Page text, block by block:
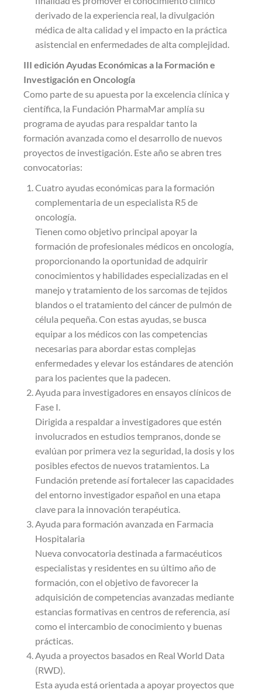
derivado de la experiencia real, la divulgación
médica de alta calidad y el impacto en la práctica
asistencial en enfermedades de alta complejidad.
III edición Ayudas Económicas a la Formación e
Investigación en Oncología
Como parte de su apuesta por la excelencia clínica y
científica, la Fundación PharmaMar amplía su
programa de ayudas para respaldar tanto la
formación avanzada como el desarrollo de nuevos
proyectos de investigación. Este año se abren tres
convocatorias:
Cuatro ayudas económicas para la formación
complementaria de un especialista R5 de
oncología.
Tienen como objetivo principal apoyar la
formación de profesionales médicos en oncología,
proporcionando la oportunidad de adquirir
conocimientos y habilidades especializadas en el
manejo y tratamiento de los sarcomas de tejidos
blandos o el tratamiento del cáncer de pulmón de
célula pequeña. Con estas ayudas, se busca
equipar a los médicos con las competencias
necesarias para abordar estas complejas
enfermedades y elevar los estándares de atención
para los pacientes que la padecen.
Ayuda para investigadores en ensayos clínicos de
Fase I.
Dirigida a respaldar a investigadores que estén
involucrados en estudios tempranos, donde se
evalúan por primera vez la seguridad, la dosis y los
posibles efectos de nuevos tratamientos. La
Fundación pretende así fortalecer las capacidades
del entorno investigador español en una etapa
clave para la innovación terapéutica.
Ayuda para formación avanzada en Farmacia
Hospitalaria
Nueva convocatoria destinada a farmacéuticos
especialistas y residentes en su último año de
formación, con el objetivo de favorecer la
adquisición de competencias avanzadas mediante
estancias formativas en centros de referencia, así
como el intercambio de conocimiento y buenas
prácticas.
Ayuda a proyectos basados en Real World Data
(RWD).
Esta ayuda está orientada a apoyar proyectos que